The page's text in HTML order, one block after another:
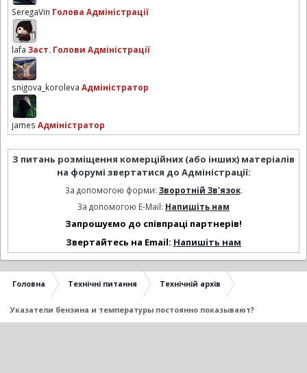
SeregaVin Голова Адміністрації
lafa Заст. Голови Адміністрації
snigova_koroleva Адміністратор
james Адміністратор
З питань розміщення комерційних (або інших) матеріалів
на форумі звертатися до Адміністрації:
За допомогою форми: Зворотній Зв'язок.
За допомогою E-Mail: Напишіть нам
Запрошуємо до співпраці партнерів!
Звертайтесь на Email: Напишіть нам
Головна Технічні питання Технічній архів
Указатели бензина и температуры постоянно показывают?